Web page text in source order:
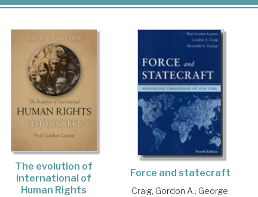
The evolution of
international of
Human Rights
Force and statecraft
Craig, Gordon A.; George,